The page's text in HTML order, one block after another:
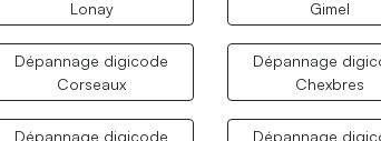
Lonay
Gimel
Dépannage digicode
Corseaux
Dépannage
Chexbres
Dépannage digicode Dépannage